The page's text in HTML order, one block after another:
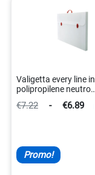
Valigetta every line in
polipropilene neutro
€7.22 - €6.89
Promo!